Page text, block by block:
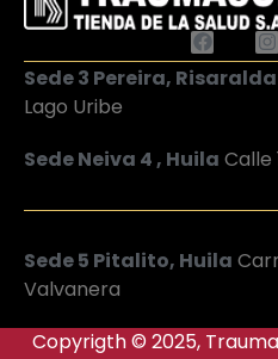
Sede 3 Pereira, Risaralda
Lago Uribe
Sede Neiva 4 , Huila Calle
Sede 5 Pitalito, Huila
Valvanera
Copyrigth © 2025,